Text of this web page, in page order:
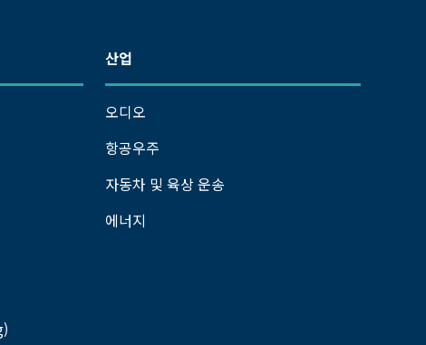
산업
오디오
항공우주
자동차 및 육상 운송
에너지